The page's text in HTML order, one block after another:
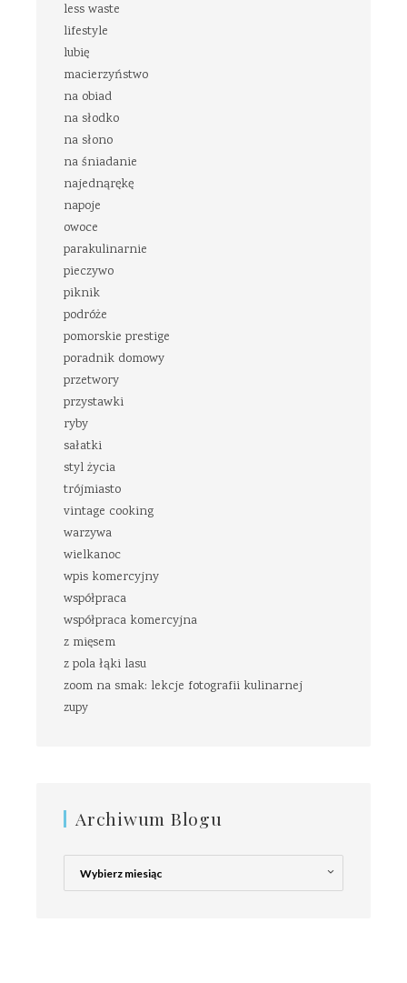
less waste
lifestyle
lubię
macierzyństwo
na obiad
na słodko
na słono
na śniadanie
najednąrękę
napoje
owoce
parakulinarnie
pieczywo
piknik
podróże
pomorskie prestige
poradnik domowy
przetwory
przystawki
ryby
sałatki
styl życia
trójmiasto
vintage cooking
warzywa
wielkanoc
wpis komercyjny
współpraca
współpraca komercyjna
z mięsem
z pola łąki lasu
zoom na smak: lekcje fotografii kulinarnej
zupy
Archiwum Blogu
Archiwum
Blogu